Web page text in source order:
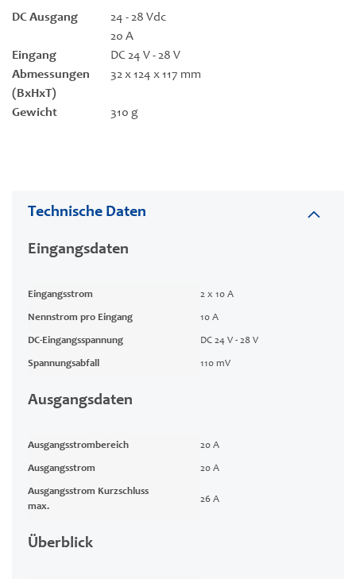
DC Ausgang
24 - 28 Vdc
20 A
Eingang
DC 24 V - 28 V
Abmessungen
(BxHxT)
32 x 124 x 117 mm
Gewicht 310 g
Technische Daten
Eingangsdaten
Eingangsstrom 2 x 10 A
Nennstrom pro Eingang 10 A
DC-Eingangsspannung DC 24 V - 28 V
Spannungsabfall 110 mV
Ausgangsdaten
Ausgangsstrombereich 20 A
Ausgangsstrom 20 A
Ausgangsstrom Kurzschluss
max.
26 A
Überblick